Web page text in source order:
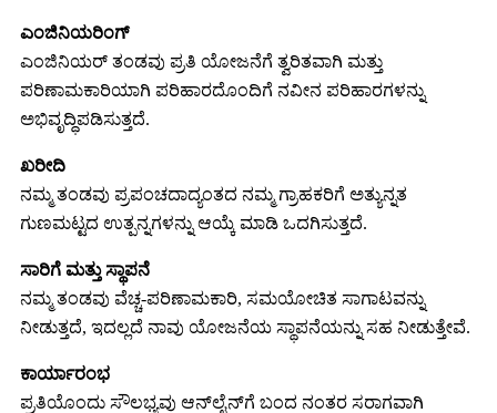
ಎಂಜಿನಿಯರಿಂಗ್
ಎಂಜಿನಿಯರ್ ತಂಡವು ಪ್ರತಿ ಯೋಜನೆಗೆ ತ್ವರಿತವಾಗಿ ಮತ್ತು
ಪರಿಣಾಮಕಾರಿಯಾಗಿ ಪರಿಹಾರದೊಂದಿಗೆ ನವೀನ ಪರಿಹಾರಗಳನ್ನು
ಅಭಿವೃದ್ಧಿಪಡಿಸುತ್ತದೆ.
ಖರೀದಿ
ನಮ್ಮ ತಂಡವು ಪ್ರಪಂಚದಾದ್ಯಂತದ ನಮ್ಮ ಗ್ರಾಹಕರಿಗೆ ಅತ್ಯುನ್ನತ
ಗುಣಮಟ್ಟದ ಉತ್ಪನ್ನಗಳನ್ನು ಆಯ್ಕೆ ಮಾಡಿ ಒದಗಿಸುತ್ತದೆ.
ಸಾರಿಗೆ ಮತ್ತು ಸ್ಥಾಪನೆ
ನಮ್ಮ ತಂಡವು ವೆಚ್ಚ-ಪರಿಣಾಮಕಾರಿ, ಸಮಯೋಚಿತ ಸಾಗಾಟವನ್ನು
ನೀಡುತ್ತದೆ, ಇದಲ್ಲದೆ ನಾವು ಯೋಜನೆಯ ಸ್ಥಾಪನೆಯನ್ನು ಸಹ ನೀಡುತ್ತೇವೆ.
ಕಾರ್ಯಾರಂಭ
ಪ್ರತಿಯೊಂದು ಸೌಲಭ್ಯವು ಆನ್‌ಲೈನ್‌ಗೆ ಬಂದ ನಂತರ ಸರಾಗವಾಗಿ